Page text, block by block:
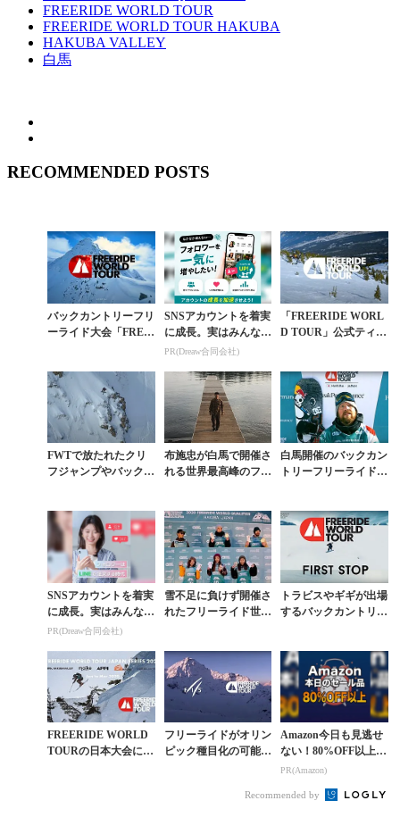
FREERIDE WORLD TOUR
FREERIDE WORLD TOUR HAKUBA
HAKUBA VALLEY
白馬
RECOMMENDED POSTS
バックカントリーフリ
ーライド大会「FREE
SNSアカウントを着実
に成長。実はみんなコ
コ使ってます。
PR(Dreaw合同会社)
「FREERIDE WORL
D TOUR」公式ティザ
FWTで放たれたクリ
フジャンプやバックフ
布施忠が白馬で開催さ
れる世界最高峰のフリ
白馬開催のバックカン
トリーフリーライド世
SNSアカウントを着実
に成長。実はみんなコ
コ使ってます。
PR(Dreaw合同会社)
雪不足に負けず開催さ
れたフリーライド世界
トラビスやギギが出場
するバックカントリー
FREERIDE WORLD
TOURの日本大会に東
フリーライドがオリン
ピック種目化の可能性
Amazon今日も見逃せ
ない！80%OFF以上が
続々登場
PR(Amazon)
Recommended by